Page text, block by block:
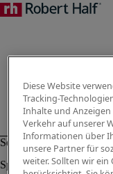
Diese Website
Tracking-
Inhalte und
Verkehr auf unserer
Informationen über
unsere Partner für
weiter. Sollten wir